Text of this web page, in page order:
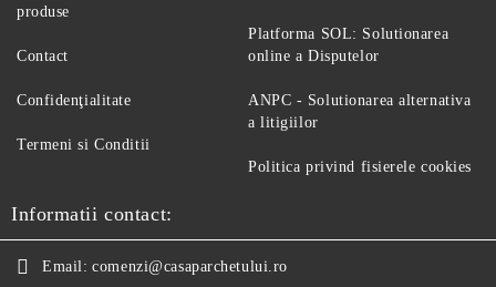
produse
Contact
Confidenţialitate
Termeni si Conditii
Platforma SOL: Solutionarea
online a Disputelor
ANPC - Solutionarea alternativa
a litigiilor
Politica privind fisierele cookies
Informatii contact:
Email: comenzi@casaparchetului.ro